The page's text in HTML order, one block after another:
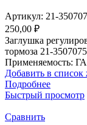
Артикул: 21-
250,00 ₽
Заглушка
тормоза 21-
Применяемость:
Добавить в список
Подробнее
Быстрый просмотр
Сравнить